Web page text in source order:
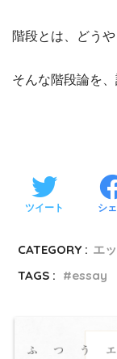
階段とは、どう
そんな階段論を
ツイート シ
CATEGORY : エ
TAGS :
essay